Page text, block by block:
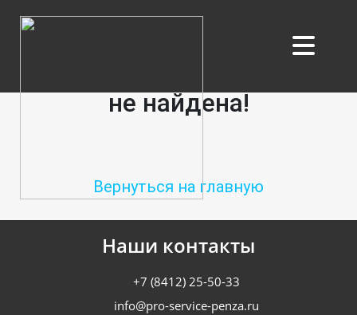
не найдена!
Вернуться на главную
Наши контакты
+7 (8412) 25-50-33
info@pro-service-penza.ru